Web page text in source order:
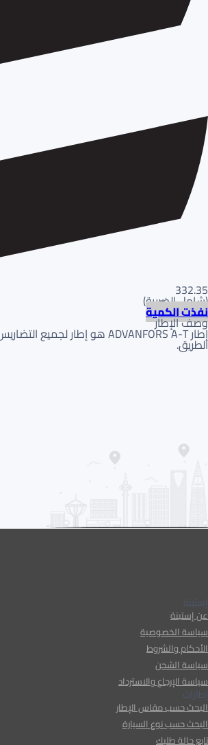
332.35
(شامل الضريبة)
نفذت الكمية
وصف الإطار
الطريق.
إستبنة
عن إستبنة
سياسة الخصوصية
الأحكام والشروط
سياسة الشحن
سياسة الإرجاع والاسترداد
إطارات
البحث حسب مقاس الإطار
البحث حسب نوع السيارة
تابع حالة طلبك